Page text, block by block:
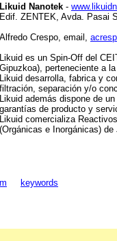
Likuid Nanotek -
Edif. ZENTEK, Avda. Pasai
Alfredo Crespo, email,
Likuid es un Spin-Off del
Gipuzkoa), perteneciente a
Likuid desarrolla, fabrica y
filtración, separación y/o
Likuid además dispone de
garantías de producto y
Likuid comercializa
(Orgánicas e Inorgánicas) de
keywords